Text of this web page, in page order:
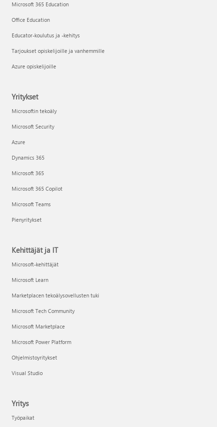
Microsoft 365 Education
Office Education
Educator-koulutus ja -kehitys
Tarjoukset opiskelijoille ja vanhemmille
Azure opiskelijoille
Yritykset
Microsoftin tekoäly
Microsoft Security
Azure
Dynamics 365
Microsoft 365
Microsoft 365 Copilot
Microsoft Teams
Pienyritykset
Kehittäjät ja IT
Microsoft-kehittäjät
Microsoft Learn
Marketplacen tekoälysovellusten tuki
Microsoft Tech Community
Microsoft Marketplace
Microsoft Power Platform
Ohjelmistoyritykset
Visual Studio
Yritys
Työpaikat